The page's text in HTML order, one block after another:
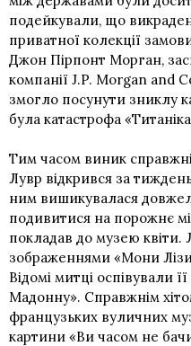
подейкували, що
приватної колекції
Джон Пірпонт Морган,
компанії J.P. Morgan and
змогло посунути зниклу
була катастрофа
Тим часом виник
Лувр відкрився за
ним вишикувалася
подивитися на порожнє
покладав до музею квіти.
зображеннями «Мони
Відомі митці оспівували
Мадонну». Справжнім
французьких вуличних
картини «Ви часом не